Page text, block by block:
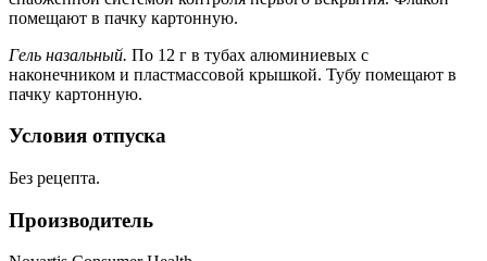
помещают в пачку картонную.
Гель назальный. По 12 г в тубах алюминиевых с
наконечником и пластмассовой крышкой. Тубу помещают в
пачку картонную.
Условия отпуска
Без рецепта.
Производитель